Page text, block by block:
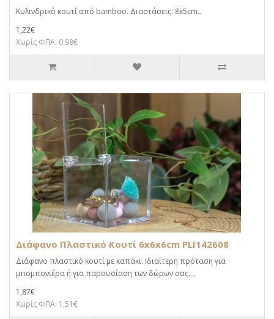
Κυλινδρικό κουτί από bamboo. Διαστάσεις: 8x5cm..
1,22€
Χωρίς ΦΠΑ: 0,98€
Διάφανο Πλαστικό Κουτί 6x6x6cm PLI142608
Διάφανο πλαστικό κουτί με καπάκι. Ιδιαίτερη πρόταση για
μπομπονιέρα ή για παρουσίαση των δώρων σας. ..
1,87€
Χωρίς ΦΠΑ: 1,51€